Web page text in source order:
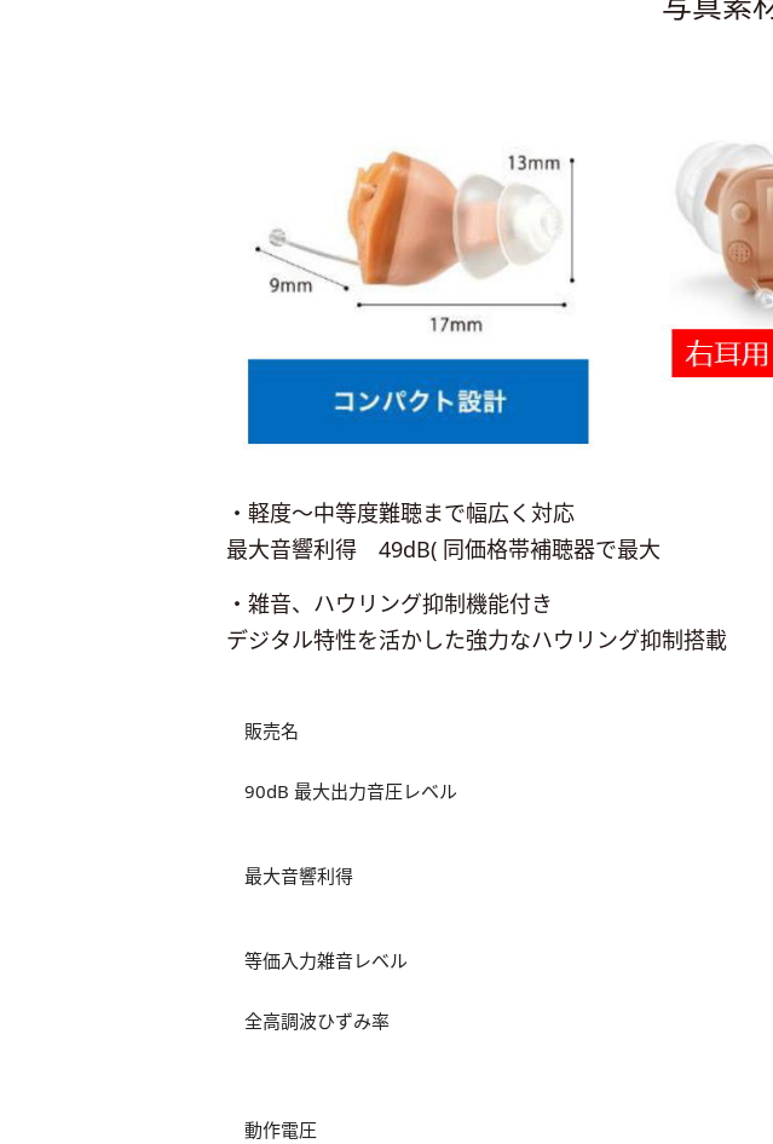
・軽度～中等度難聴まで幅広く対応
最大音響利得 49dB( 同価格帯補聴器で最大
・雑音、ハウリング抑制機能付き
デジタル特性を活かした強力なハウリング抑制搭載
販売名
90dB 最大出力音圧レベル
最大音響利得
等価入力雑音レベル
全高調波ひずみ率
動作電圧